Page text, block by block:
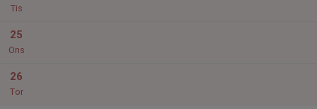
Tis
25
Ons
26
Tor